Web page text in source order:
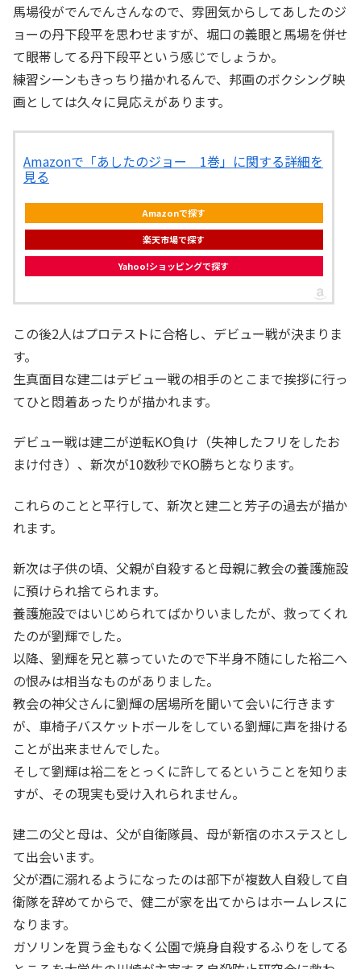
馬場役がでんでんさんなので、雰囲気からしてあしたのジ
ョーの丹下段平を思わせますが、堀口の義眼と馬場を併せ
て眼帯してる丹下段平という感じでしょうか。
練習シーンもきっちり描かれるんで、邦画のボクシング映
画としては久々に見応えがあります。
Amazonで「あしたのジョー 1巻」に関する詳細を
見る
Amazonで探す
楽天市場で探す
Yahoo!ショッピングで探す
この後2人はプロテストに合格し、デビュー戦が決まりま
す。
生真面目な建二はデビュー戦の相手のとこまで挨拶に行っ
てひと悶着あったりが描かれます。
デビュー戦は建二が逆転KO負け（失神したフリをしたお
まけ付き）、新次が10数秒でKO勝ちとなります。
これらのことと平行して、新次と建二と芳子の過去が描か
れます。
新次は子供の頃、父親が自殺すると母親に教会の養護施設
に預けられ捨てられます。
養護施設ではいじめられてばかりいましたが、救ってくれ
たのが劉輝でした。
以降、劉輝を兄と慕っていたので下半身不随にした裕二へ
の恨みは相当なものがありました。
教会の神父さんに劉輝の居場所を聞いて会いに行きます
が、車椅子バスケットボールをしている劉輝に声を掛ける
ことが出来ませんでした。
そして劉輝は裕二をとっくに許してるということを知りま
すが、その現実も受け入れられません。
建二の父と母は、父が自衛隊員、母が新宿のホステスとし
て出会います。
父が酒に溺れるようになったのは部下が複数人自殺して自
衛隊を辞めてからで、健二が家を出てからはホームレスに
なります。
ガソリンを買う金もなく公園で焼身自殺するふりをしてる